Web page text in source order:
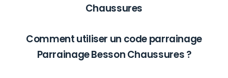
Chaussures
Comment utiliser un code parrainage
Parrainage Besson Chaussures ?